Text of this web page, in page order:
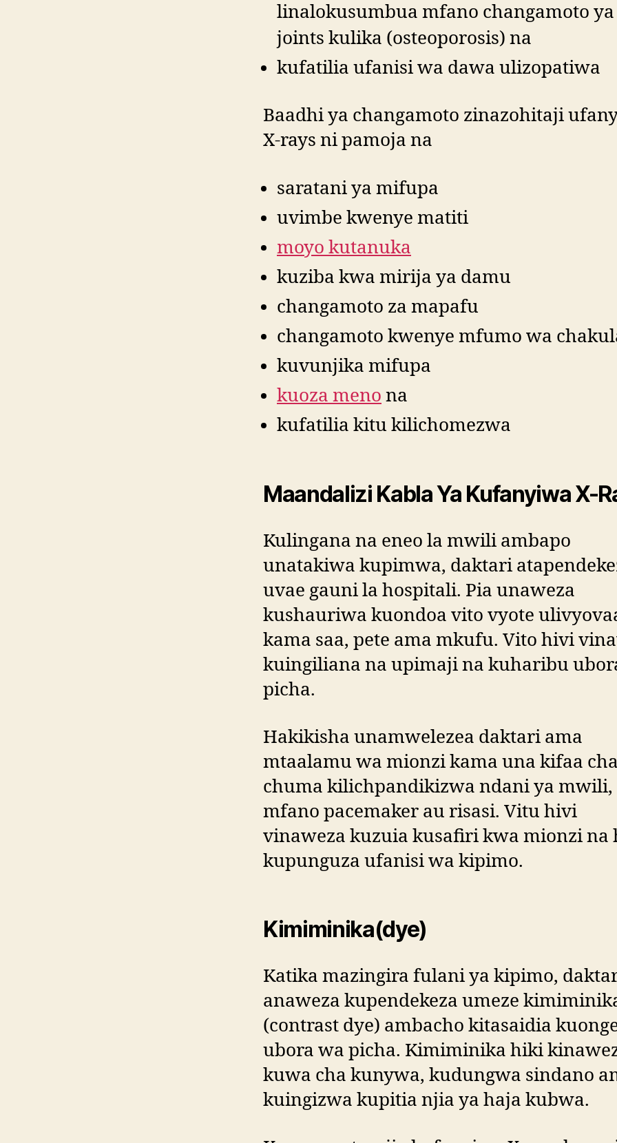
linalokusumbua mfano changamoto ya
joints kulika (osteoporosis) na
kufatilia ufanisi wa dawa ulizopatiwa
Baadhi ya changamoto zinazohitaji
X-rays ni pamoja na
saratani ya mifupa
uvimbe kwenye matiti
moyo kutanuka
kuziba kwa mirija ya damu
changamoto za mapafu
changamoto kwenye mfumo wa
kuvunjika mifupa
kuoza meno na
kufatilia kitu kilichomezwa
Maandalizi Kabla Ya Kufanyiwa X-
Kulingana na eneo la mwili ambapo
unatakiwa kupimwa, daktari
uvae gauni la hospitali. Pia unaweza
kushauriwa kuondoa vito vyote
kama saa, pete ama mkufu. Vito hivi
kuingiliana na upimaji na kuharibu
picha.
Hakikisha unamwelezea daktari ama
mtaalamu wa mionzi kama una kifaa
chuma kilichpandikizwa ndani ya mwili,
mfano pacemaker au risasi. Vitu hivi
vinaweza kuzuia kusafiri kwa mionzi na
kupunguza ufanisi wa kipimo.
Kimiminika(dye)
Katika mazingira fulani ya kipimo,
anaweza kupendekeza umeze
(contrast dye) ambacho kitasaidia
ubora wa picha. Kimiminika hiki
kuwa cha kunywa, kudungwa sindano
kuingizwa kupitia njia ya haja kubwa.